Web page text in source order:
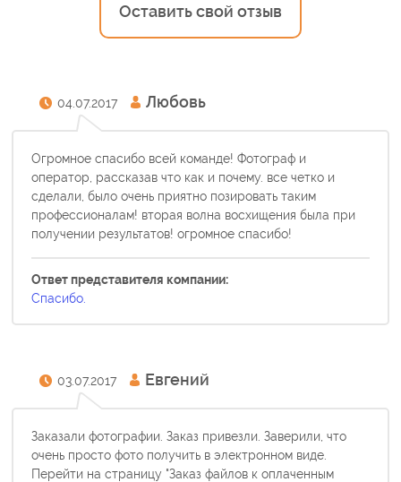
Оставить свой отзыв
04.07.2017 Любовь
Огромное спасибо всей команде! Фотограф и
оператор, рассказав что как и почему. все четко и
сделали, было очень приятно позировать таким
профессионалам! вторая волна восхищения была при
получении результатов! огромное спасибо!
Ответ представителя компании:
Спасибо.
03.07.2017 Евгений
Заказали фотографии. Заказ привезли. Заверили, что
очень просто фото получить в электронном виде.
Перейти на страницу "Заказ файлов к оплаченным